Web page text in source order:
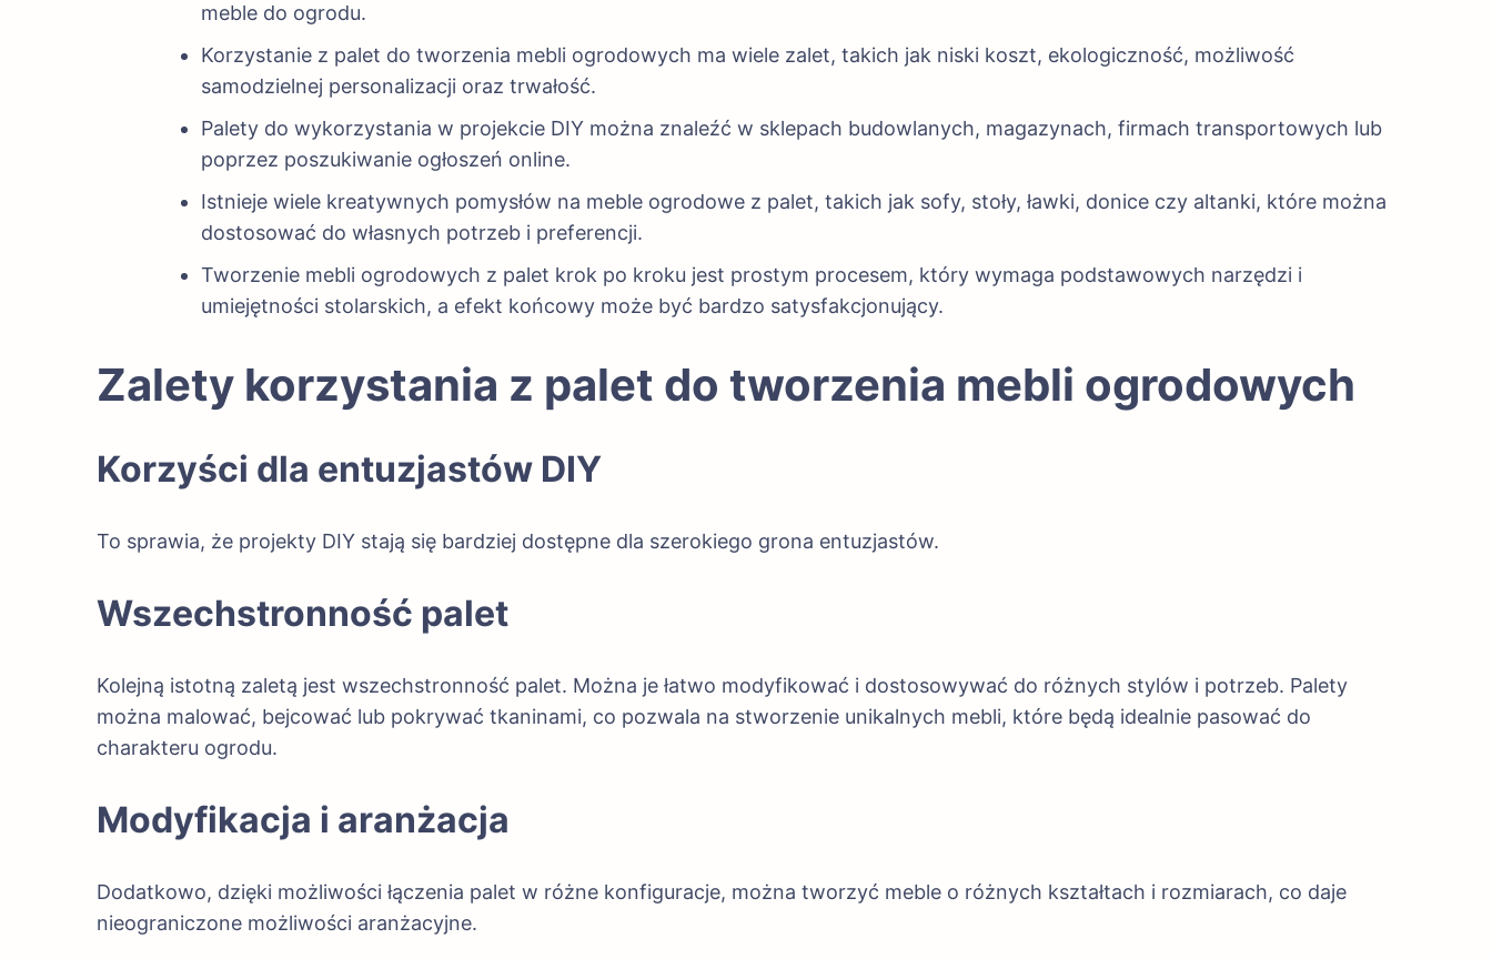
meble do ogrodu.
Korzystanie z palet do tworzenia mebli ogrodowych ma wiele zalet, takich jak niski koszt, ekologiczność, możliwość
samodzielnej personalizacji oraz trwałość.
Palety do wykorzystania w projekcie DIY można znaleźć w sklepach budowlanych, magazynach, firmach transportowych lub
poprzez poszukiwanie ogłoszeń online.
Istnieje wiele kreatywnych pomysłów na meble ogrodowe z palet, takich jak sofy, stoły, ławki, donice czy altanki, które można
dostosować do własnych potrzeb i preferencji.
Tworzenie mebli ogrodowych z palet krok po kroku jest prostym procesem, który wymaga podstawowych narzędzi i
umiejętności stolarskich, a efekt końcowy może być bardzo satysfakcjonujący.
Zalety korzystania z palet do tworzenia mebli ogrodowych
Korzyści dla entuzjastów DIY
To sprawia, że projekty DIY stają się bardziej dostępne dla szerokiego grona entuzjastów.
Wszechstronność palet
Kolejną istotną zaletą jest wszechstronność palet. Można je łatwo modyfikować i dostosowywać do różnych stylów i potrzeb. Palety
można malować, bejcować lub pokrywać tkaninami, co pozwala na stworzenie unikalnych mebli, które będą idealnie pasować do
charakteru ogrodu.
Modyfikacja i aranżacja
Dodatkowo, dzięki możliwości łączenia palet w różne konfiguracje, można tworzyć meble o różnych kształtach i rozmiarach, co daje
nieograniczone możliwości aranżacyjne.